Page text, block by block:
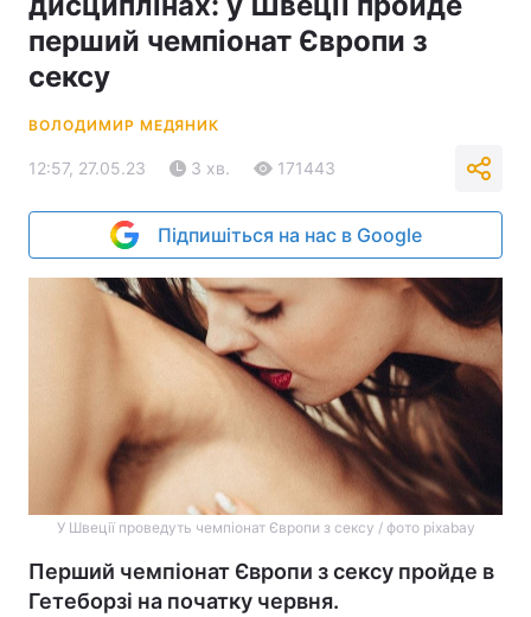
перший чемпіонат Європи з
сексу
ВОЛОДИМИР МЕДЯНИК
12:57, 27.05.23 3 хв. 171443
Підпишіться на нас в Google
У Швеції проведуть чемпіонат Європи з сексу / фото pixabay
Перший чемпіонат Європи з сексу пройде в
Гетеборзі на початку червня.